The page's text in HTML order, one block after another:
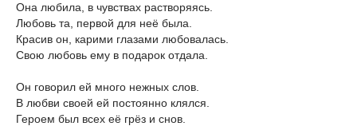
Она любила, в чувствах растворяясь.
Любовь та, первой для неё была.
Красив он, карими глазами любовалась.
Свою любовь ему в подарок отдала.
Он говорил ей много нежных слов.
В любви своей ей постоянно клялся.
Героем был всех её грёз и снов.